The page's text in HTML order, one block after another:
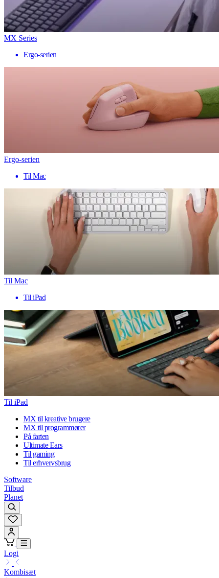
MX Series
Ergo-serien
Ergo-serien
Til Mac
Til Mac
Til iPad
Til iPad
MX til kreative brugere
MX til programmører
På farten
Ultimate Ears
Til gaming
Til erhvervsbrug
Software
Tilbud
Planet
Logi
Kombisæt